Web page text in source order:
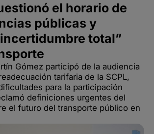
el horario de
públicas y
total”
Gómez participó de la audiencia
tarifaria de la SCPL,
para la participación
definiciones urgentes del
el futuro del transporte público en